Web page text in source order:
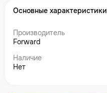
Основные характеристики
Производитель
Forward
Наличие
Нет